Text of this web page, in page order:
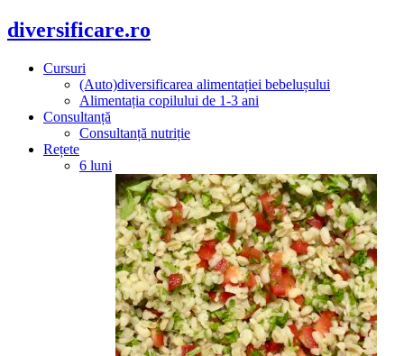
diversificare.ro
Cursuri
(Auto)diversificarea alimentației bebelușului
Alimentația copilului de 1-3 ani
Consultanță
Consultanță nutriție
Rețete
6 luni